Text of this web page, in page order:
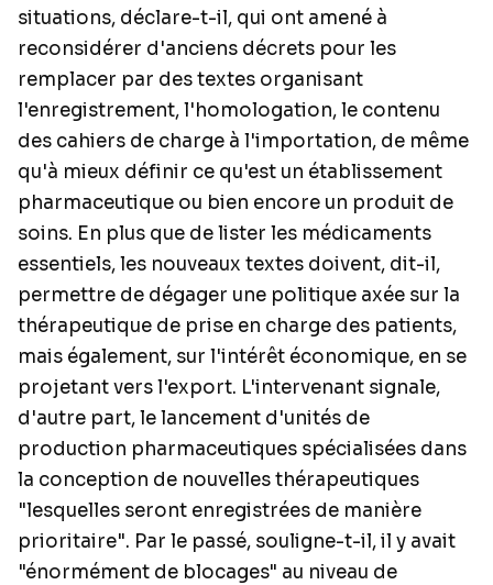
situations, déclare-t-il, qui ont amené à
reconsidérer d'anciens décrets pour les
remplacer par des textes organisant
l'enregistrement, l'homologation, le contenu
des cahiers de charge à l'importation, de même
qu'à mieux définir ce qu'est un établissement
pharmaceutique ou bien encore un produit de
soins. En plus que de lister les médicaments
essentiels, les nouveaux textes doivent, dit-il,
permettre de dégager une politique axée sur la
thérapeutique de prise en charge des patients,
mais également, sur l'intérêt économique, en se
projetant vers l'export. L'intervenant signale,
d'autre part, le lancement d'unités de
production pharmaceutiques spécialisées dans
la conception de nouvelles thérapeutiques
"lesquelles seront enregistrées de manière
prioritaire". Par le passé, souligne-t-il, il y avait
"énormément de blocages" au niveau de